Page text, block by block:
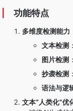
功能特点
多维度检测能力
文本检测
图片检测
抄袭检测
语法与逻
文本“人类化”优